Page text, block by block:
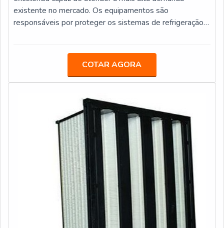
existente no mercado. Os equipamentos são
responsáveis por proteger os sistemas de refrigeração e
sólidas e os ácidos. Com a eliminação destes tipos de
contra qualquer tipo de dano que pode
ocorrer.VANTAGENS FUNDAMENTAIS SOBRE O
encontradas dentro do
COTAR AGORA